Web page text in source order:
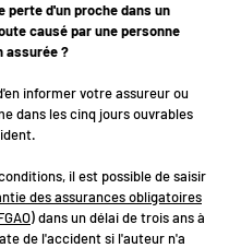
perte d'un proche dans un
causé par une personne
assurée ?
informer votre assureur ou
dans les cinq jours ouvrables
il est possible de saisir
des assurances obligatoires
dans un délai de trois ans à
de l'accident si l'auteur n'a